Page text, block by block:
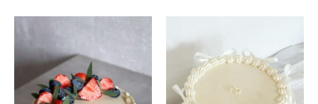
WISHLIST